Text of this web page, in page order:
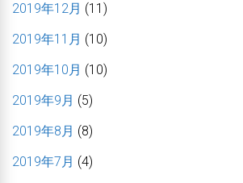
2019年12月 (11)
2019年11月 (10)
2019年10月 (10)
2019年9月 (5)
2019年8月 (8)
2019年7月 (4)